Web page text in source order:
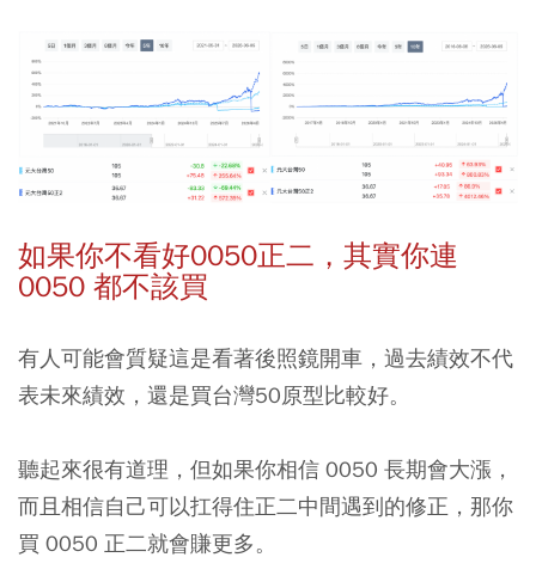
如果你不看好0050正二，其實你連
0050 都不該買
有人可能會質疑這是看著後照鏡開車，過去績效不代
表未來績效，還是買台灣50原型比較好。
聽起來很有道理，但如果你相信 0050 長期會大漲，
而且相信自己可以扛得住正二中間遇到的修正，那你
買 0050 正二就會賺更多。